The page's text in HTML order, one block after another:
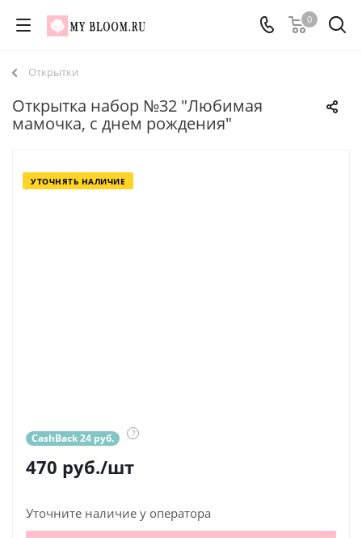
0
Открытки
Открытка набор №32 "Любимая
мамочка, с днем рождения"
УТОЧНЯТЬ НАЛИЧИЕ
CashBack 24 руб. ?
470 руб./шт
Уточните наличие у оператора